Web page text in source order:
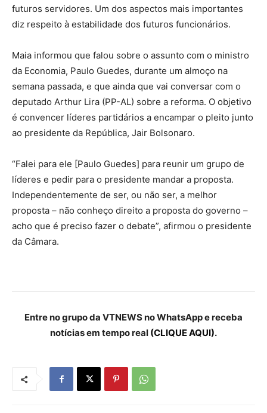
futuros servidores. Um dos aspectos mais importantes
diz respeito à estabilidade dos futuros funcionários.
Maia informou que falou sobre o assunto com o ministro
da Economia, Paulo Guedes, durante um almoço na
semana passada, e que ainda que vai conversar com o
deputado Arthur Lira (PP-AL) sobre a reforma. O objetivo
é convencer líderes partidários a encampar o pleito junto
ao presidente da República, Jair Bolsonaro.
“Falei para ele [Paulo Guedes] para reunir um grupo de
líderes e pedir para o presidente mandar a proposta.
Independentemente de ser, ou não ser, a melhor
proposta – não conheço direito a proposta do governo –
acho que é preciso fazer o debate”, afirmou o presidente
da Câmara.
Entre no grupo da VTNEWS no WhatsApp e receba
notícias em tempo real (CLIQUE AQUI).